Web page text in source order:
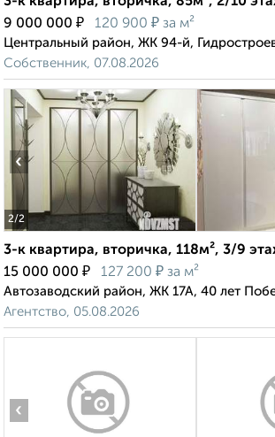
9 000 000 ₽ 120 900 ₽ за м²
Центральный район, ЖК 94-й,
Собственник, 07.08.2026
2/2
‹
3-к квартира, вторичка, 118м², 3/9
15 000 000 ₽ 127 200 ₽ за м²
Автозаводский район, ЖК 17А, 40 лет
Агентство, 05.08.2026
‹